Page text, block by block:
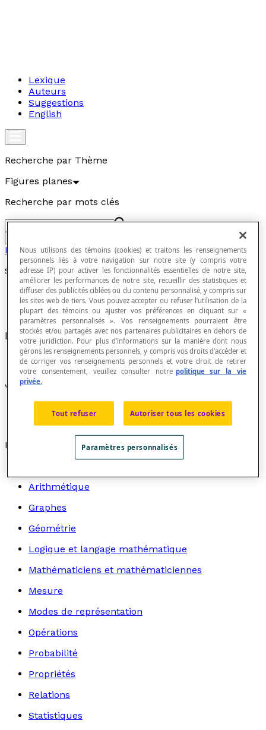
Lexique
Auteurs
Suggestions
English
Recherche par Thème
Figures planes
Recherche par mots clés
Figures planes
Scalène
De longueurs inégales ou quelconques.
Voir aussi :
Triangle scalène
Polygone scalène
Recherche par thème
Arithmétique
Graphes
Géométrie
Logique et langage mathématique
Mathématiciens et mathématiciennes
Mesure
Modes de représentation
Opérations
Probabilité
Propriétés
Relations
Statistiques
Nous utilisons des témoins (cookies) et traitons les renseignements
personnels liés à votre navigation sur notre site (y compris votre
adresse IP) pour activer les fonctionnalités essentielles de notre site,
améliorer les performances de notre site, recueillir des statistiques et
diffuser des publicités ciblées ou du contenu personnalisé, y compris sur
les sites web de tiers. Vous pouvez accepter ou refuser l’utilisation de la
plupart des témoins ou ajuster vos préférences en cliquant sur «
paramètres personnalisés ». Vos renseignements pourraient être
stockés et/ou partagés avec nos partenaires publicitaires en dehors de
votre juridiction. Pour plus d’informations sur la manière dont nous
gérons les renseignements personnels, y compris vos droits d’accéder et
de corriger vos renseignements personnels et votre droit de retirer
votre consentement, veuillez consulter notre politique sur la vie
privée.
Tout refuser Autoriser tous les cookies
Paramètres personnalisés